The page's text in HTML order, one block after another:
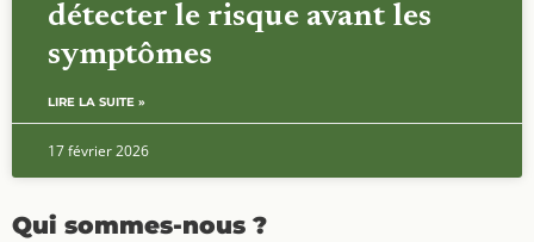
détecter le risque avant les
symptômes
LIRE LA SUITE »
17 février 2026
Qui sommes-nous ?